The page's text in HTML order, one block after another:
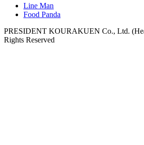
Line Man
Food Panda
PRESIDENT KOURAKUEN Co., Ltd.
Rights Reserved